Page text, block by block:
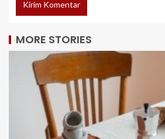
MORE STORIES